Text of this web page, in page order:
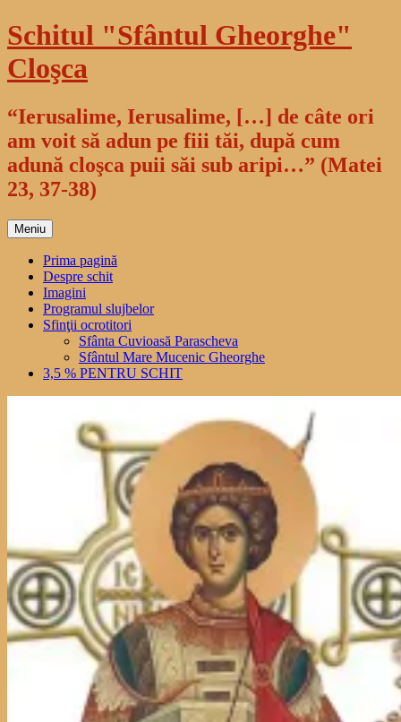
Sari
la
conținut
Schitul "Sfântul Gheorghe"
Cloşca
“Ierusalime, Ierusalime, […] de câte ori
am voit să adun pe fiii tăi, după cum
adună cloşca puii săi sub aripi…” (Matei
23, 37-38)
Meniu
Prima pagină
Despre schit
Imagini
Programul slujbelor
Sfinţii ocrotitori
Sfânta Cuvioasă Parascheva
Sfântul Mare Mucenic Gheorghe
3,5 % PENTRU SCHIT